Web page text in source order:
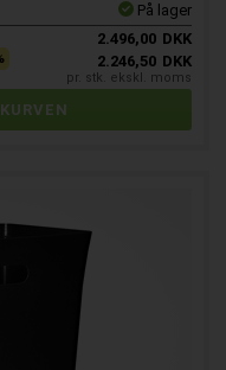
På lager
2.496,00 DKK
2.246,50 DKK
pr. stk. ekskl. moms